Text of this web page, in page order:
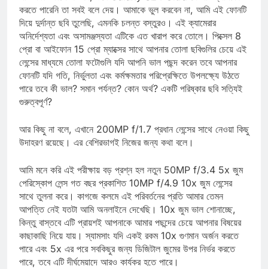
এটি একটি কঠিন শট নয়, তবে Galaxy S24 Ultra যে এটি ক্যাপচার
করতে পারেনি তা সবই বলে দেয়। আমাকে ভুল করবেন না, আমি এই ফোনটি
দিয়ে দুর্দান্ত ছবি তুলেছি, এমনকি চলন্ত বস্তুরও। এই ক্যামেরার
অনির্দেশ্যতা এবং অসামঞ্জস্যতা এটিকে এত খারাপ করে তোলে। পিক্সেল 8
প্রো বা আইফোন 15 প্রো ম্যাক্সের সাথে আপনার তোলা ছবিগুলির চেয়ে এই
লেন্সের মাধ্যমে তোলা ফটোগুলি যদি আপনি ভাল পছন্দ করেন তবে আপনার
ফোনটি যদি গতি, নির্ভুলতা এবং কর্মক্ষমতার পরিপ্রেক্ষিতে উপলক্ষ্যে উঠতে
পারে তবে কী ভাল? সমান পর্যন্ত? কোন অর্থ? একটি পরিষ্কার ছবি সত্যিই
আর কিছু না বলে, এখানে 200MP f/1.7 প্রধান লেন্সের সাথে নেওয়া কিছু
আমি মনে করি এই পরীক্ষায় বড় প্রশ্ন হল নতুন 50MP f/3.4 5x জুম
পেরিস্কোপ লেন্স গত বছর প্রকাশিত 10MP f/4.9 10x জুম লেন্সের
সাথে তুলনা করে। কাগজে কলমে এই পরিবর্তনের প্রতি আমার তেমন
আপত্তি নেই যতটা আমি অনলাইনে দেখেছি। 10x জুম ভাল শোনাচ্ছে,
কিন্তু বাস্তবে এটি প্রায়শই আপনাকে আমার পছন্দের চেয়ে আপনার বিষয়ের
কাছাকাছি নিয়ে যায়। স্যামসাং যদি একই রকম 10x গুণমান অর্জন করতে
পারে এবং 5x এর পরে সবকিছুর জন্য ডিজিটাল জুমের উপর নির্ভর করতে